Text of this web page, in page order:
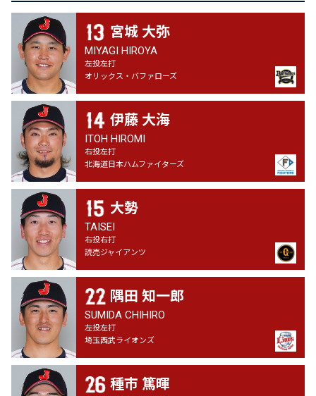
宮城 大弥
MIYAGI HIROYA
左投左打
オリックス・バファローズ
伊藤 大海
ITOH HIROMI
右投左打
北海道日本ハムファイターズ
大勢
TAISEI
右投右打
読売ジャイアンツ
隅田 知一郎
SUMIDA CHIHIRO
左投左打
埼玉西武ライオンズ
種市 篤暉